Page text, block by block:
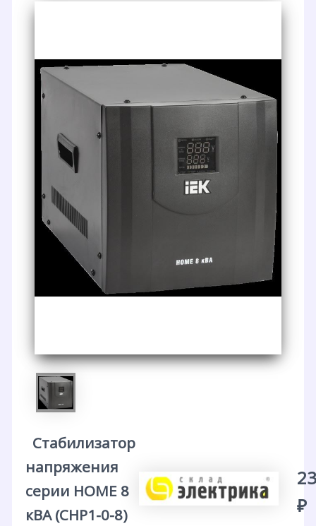
Стабилизатор
напряжения
серии HOME 8
кВА (СНР1-0-8)
₽